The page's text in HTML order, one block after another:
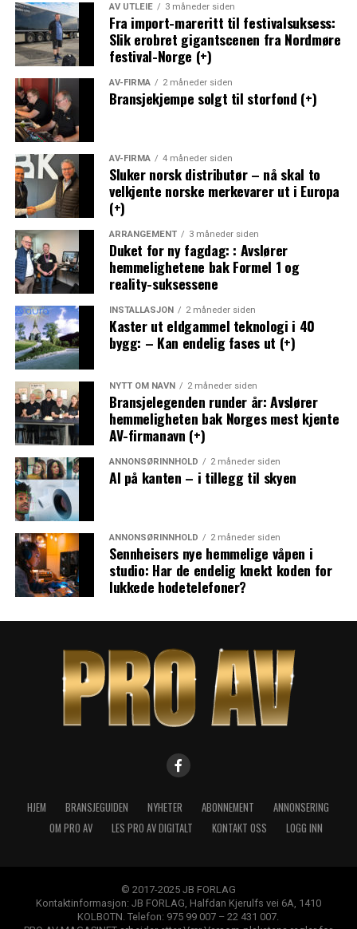
AV UTLEIE 3 måneder siden
Fra import-mareritt til festivalsuksess:
Slik erobret gigantscenen fra Nordmøre
festival-Norge (+)
AV-FIRMA 2 måneder siden
Bransjekjempe solgt til storfond (+)
AV-FIRMA 4 måneder siden
Sluker norsk distributør – nå skal to
velkjente norske merkevarer ut i Europa
(+)
ARRANGEMENT 3 måneder siden
Duket for ny fagdag: : Avslører
hemmelighetene bak Formel 1 og
reality-suksessene
INSTALLASJON 2 måneder siden
Kaster ut eldgammel teknologi i 40
bygg: – Kan endelig fases ut (+)
NYTT OM NAVN 2 måneder siden
Bransjelegenden runder år: Avslører
hemmeligheten bak Norges mest kjente
AV-firmanavn (+)
ANNONSØRINNHOLD 2 måneder siden
AI på kanten – i tillegg til skyen
ANNONSØRINNHOLD 2 måneder siden
Sennheisers nye hemmelige våpen i
studio: Har de endelig knekt koden for
lukkede hodetelefoner?
HJEM BRANSJEGUIDEN NYHETER ABONNEMENT
ANNONSERING
OM PRO AV
LES PRO AV DIGITALT KONTAKT OSS LOGG INN
© 2017-2025 JB FORLAG
Kontaktinformasjon: JB FORLAG, Halfdan Kjerulfs vei 6A, 1410
KOLBOTN. Telefon: 975 99 007 – 22 431 007.